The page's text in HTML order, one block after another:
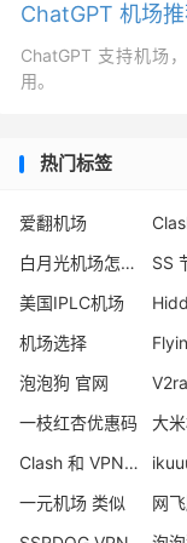
ChatGPT 机场
ChatGPT 支持机场
用。
热门标签
爱翻机场
白月光机场怎么样
SS
美国IPLC机场
机场选择
泡泡狗 官网
一枝红杏优惠码
大
Clash 和 VPN 区别
一元机场 类似
网